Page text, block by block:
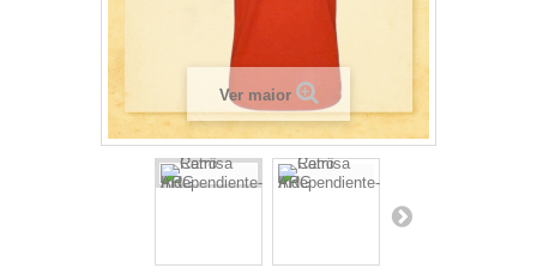
Ver maior